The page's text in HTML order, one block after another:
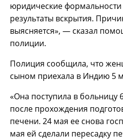
юридические
результаты вскрытия.
выясняется», — сказал
полиции.
Полиция сообщила, что
сыном приехала в Индию 5
«Она поступила в больницу
после прохождения
печени. 24 мая ее снова
мая ей сделали пересадку